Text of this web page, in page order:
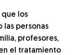
que los
las personas
profesores,
el tratamiento